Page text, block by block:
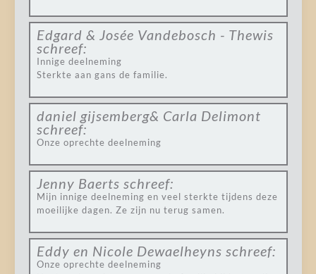
Edgard & Josée Vandebosch - Thewis
schreef:
Innige deelneming
Sterkte aan gans de familie.
daniel gijsemberg& Carla Delimont
schreef:
Onze oprechte deelneming
Jenny Baerts schreef:
Mijn innige deelneming en veel sterkte tijdens deze
moeilijke dagen. Ze zijn nu terug samen.
Eddy en Nicole Dewaelheyns schreef:
Onze oprechte deelneming